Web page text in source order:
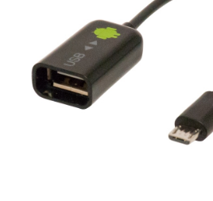
Androidスマホ、タブレット
メーカー希望小売価格：
¥1,130+ 税